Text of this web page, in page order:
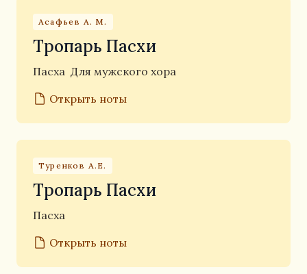
Асафьев А. М.
Тропарь Пасхи
Пасха Для мужского хора
Открыть ноты
Туренков А.Е.
Тропарь Пасхи
Пасха
Открыть ноты